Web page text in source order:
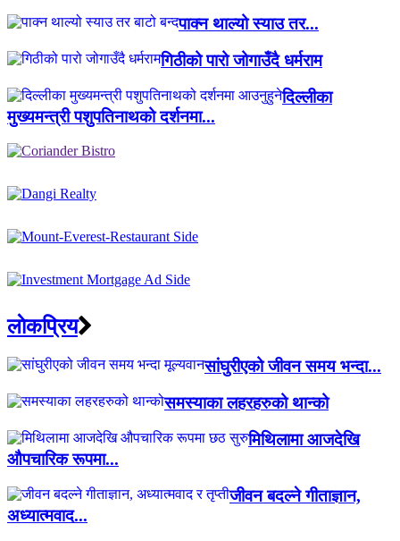
पाक्न थाल्यो स्याउ तर...
गिठीको पारो जोगाउँदै धर्मराम
दिल्लीका
मुख्यमन्त्री पशुपतिनाथको दर्शनमा...
लाेकप्रिय
सांघुरीएको जीवन समय भन्दा...
समस्याका लहरहरुको थान्को
मिथिलामा आजदेखि
औपचारिक रूपमा...
जीवन बदल्ने गीताज्ञान,
अध्यात्मवाद...